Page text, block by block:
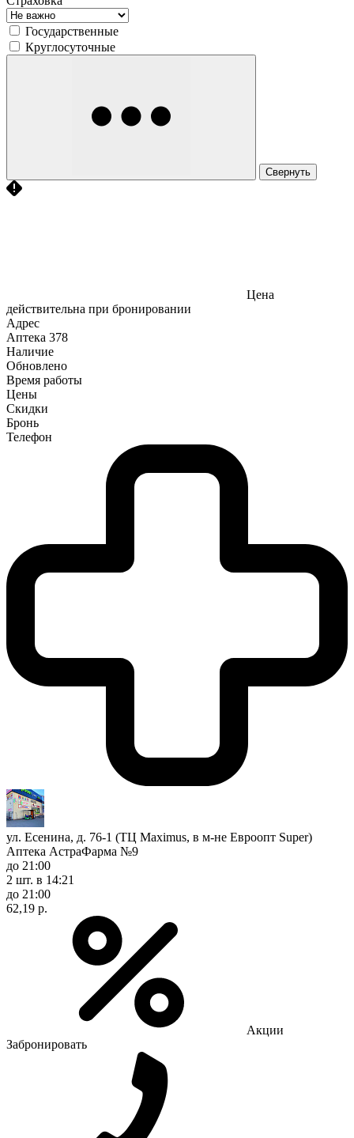
Государственные
Круглосуточные
Свернуть
Цена
действительна при бронировании
Адрес
Аптека 378
Наличие
Обновлено
Время работы
Цены
Скидки
Бронь
Телефон
ул. Есенина, д. 76-1 (ТЦ Maximus, в м-не Евроопт Super)
Аптека АстраФарма №9
до 21:00
2 шт. в 14:21
до 21:00
62,19 р.
Акции
Забронировать